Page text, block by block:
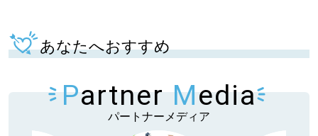
あなたへおすすめ
Partner Media
パートナーメディア